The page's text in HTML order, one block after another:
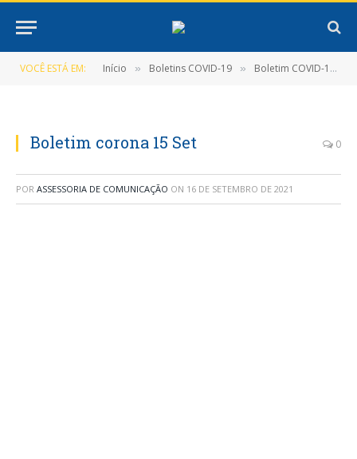
VOCÊ ESTÁ EM: Início » Boletins COVID-19 » Boletim COVID-19 (15/09/2021)
Boletim corona 15 Set 0
POR ASSESSORIA DE COMUNICAÇÃO ON 16 DE SETEMBRO DE 2021